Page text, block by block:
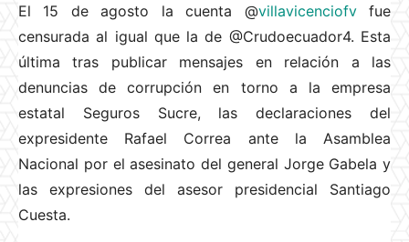
El 15 de agosto la cuenta @villavicenciofvfue
censurada al igual que la de @Crudoecuador4. Esta
última tras publicar mensajes en relación a las
denuncias de corrupción en torno a la empresa
estatal Seguros Sucre, las declaraciones del
expresidente Rafael Correa ante la Asamblea
Nacional por el asesinato del general Jorge Gabela y
las expresiones del asesor presidencial Santiago
Cuesta.